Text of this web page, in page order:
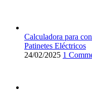
Calculadora para
Patinetes Eléctricos
24/02/2025 1